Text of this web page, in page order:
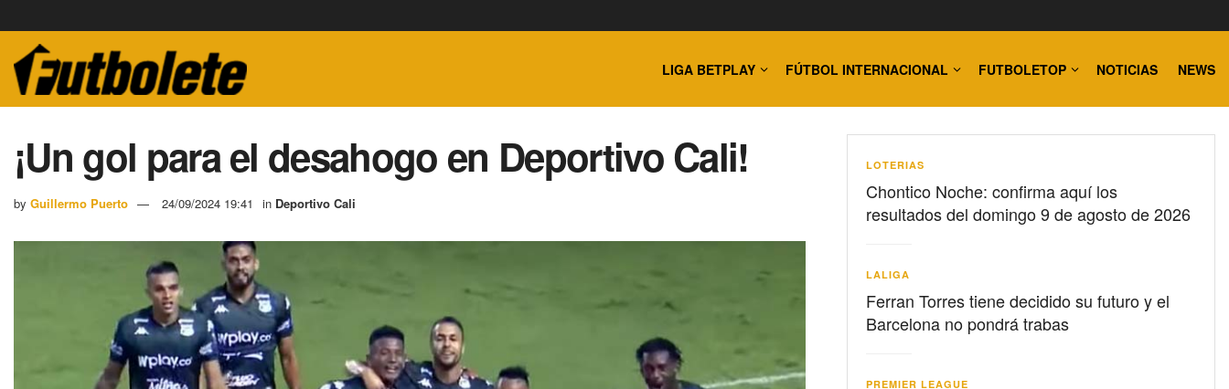
LIGA BETPLAY FÚTBOL INTERNACIONAL FUTBOLETOP NOTICIAS NEWS
¡Un gol para el desahogo en Deportivo Cali!
by Guillermo Puerto 24/09/2024 19:41 in Deportivo Cali
LOTERIAS
Chontico Noche: confirma aquí los
resultados del domingo 9 de agosto de 2026
LALIGA
Ferran Torres tiene decidido su futuro y el
Barcelona no pondrá trabas
PREMIER LEAGUE